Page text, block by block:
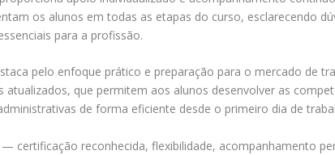
os alunos em todas as etapas do curso, esclarecendo
para a profissão.
pelo enfoque prático e preparação para o mercado de
atualizados, que permitem aos alunos desenvolver as
de forma eficiente desde o primeiro dia de
certificação reconhecida, flexibilidade, acompanhamento